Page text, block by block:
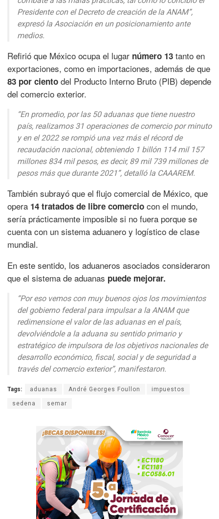
Presidente con el Decreto de creación de la ANAM”,
expresó la Asociación en un posicionamiento ante
medios.
Refirió que México ocupa el lugar número 13 tanto en
exportaciones, como en importaciones, además de que
83 por ciento del Producto Interno Bruto (PIB) depende
del comercio exterior.
“En promedio, por las 50 aduanas que tiene nuestro
país, realizamos 31 operaciones de comercio por minuto
y en el 2022 se rompió una vez más el récord de
recaudación nacional, obteniendo 1 billón 114 mil 157
millones 834 mil pesos, es decir, 89 mil 739 millones de
pesos más que durante 2021”, detalló la CAAAREM.
También subrayó que el flujo comercial de México, que
opera 14 tratados de libre comercio con el mundo,
sería prácticamente imposible si no fuera porque se
cuenta con un sistema aduanero y logístico de clase
mundial.
En este sentido, los aduaneros asociados consideraron
que el sistema de aduanas puede mejorar.
“Por eso vemos con muy buenos ojos los movimientos
del gobierno federal para impulsar a la ANAM que
redimensione el valor de las aduanas en el país,
devolviéndole a la aduana su sentido primario y
estratégico de impulsora de los objetivos nacionales de
desarrollo económico, fiscal, social y de seguridad a
través del comercio exterior”, manifestaron.
Tags: aduanas André Georges Foullon impuestos
sedena semar